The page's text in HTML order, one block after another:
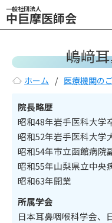
一般社団法人
中巨摩医師会
嶋﨑
ホーム 医療機関の
院長略歴
昭和48年岩手医科大学
昭和52年岩手医科大学
昭和54年市立函館病院
昭和55年山梨県立中央
昭和63年開業
所属学会
日本耳鼻咽喉科学会、